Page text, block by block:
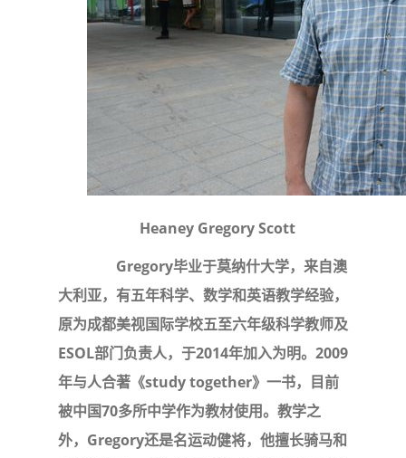
Heaney Gregory Scott
Gregory毕业于莫纳什大学，来自澳
大利亚，有五年科学、数学和英语教学经验，
原为成都美视国际学校五至六年级科学教师及
ESOL部门负责人，于2014年加入为明。2009
年与人合著《study together》一书，目前
被中国70多所中学作为教材使用。教学之
外，Gregory还是名运动健将，他擅长骑马和